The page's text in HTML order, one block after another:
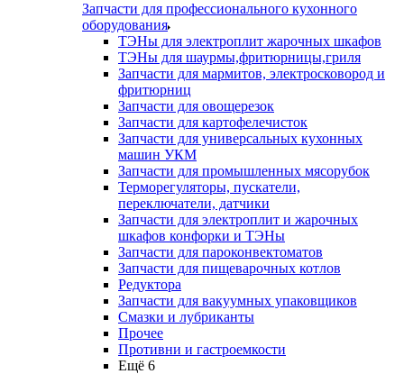
Запчасти для профессионального кухонного
оборудования
ТЭНы для электроплит жарочных шкафов
ТЭНы для шаурмы,фритюрницы,гриля
Запчасти для мармитов, электросковород и
фритюрниц
Запчасти для овощерезок
Запчасти для картофелечисток
Запчасти для универсальных кухонных
машин УКМ
Запчасти для промышленных мясорубок
Терморегуляторы, пускатели,
переключатели, датчики
Запчасти для электроплит и жарочных
шкафов конфорки и ТЭНы
Запчасти для пароконвектоматов
Запчасти для пищеварочных котлов
Редуктора
Запчасти для вакуумных упаковщиков
Смазки и лубриканты
Прочее
Противни и гастроемкости
Ещё 6